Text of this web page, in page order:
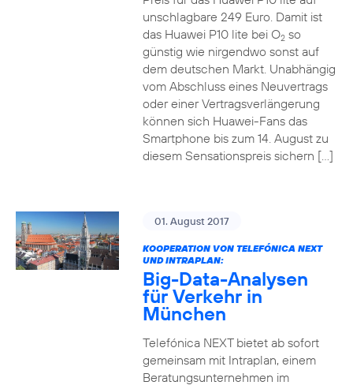
unschlagbare 249 Euro. Damit ist
das Huawei P10 lite bei O2so
günstig wie nirgendwo sonst auf
dem deutschen Markt. Unabhängig
vom Abschluss eines Neuvertrags
oder einer Vertragsverlängerung
können sich Huawei-Fans das
Smartphone bis zum 14. August zu
diesem Sensationspreis sichern […]
01. August 2017
KOOPERATION VON TELEFÓNICA NEXT
UND INTRAPLAN:
Big-Data-Analysen
für Verkehr in
München
Telefónica NEXT bietet ab sofort
gemeinsam mit Intraplan, einem
Beratungsunternehmen im